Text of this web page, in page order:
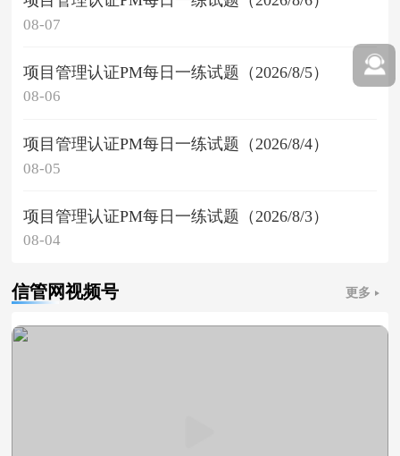
08-07
项目管理认证PM每日一练试题（2026/8/5）
08-06
项目管理认证PM每日一练试题（2026/8/4）
08-05
项目管理认证PM每日一练试题（2026/8/3）
08-04
信管网视频号 更多